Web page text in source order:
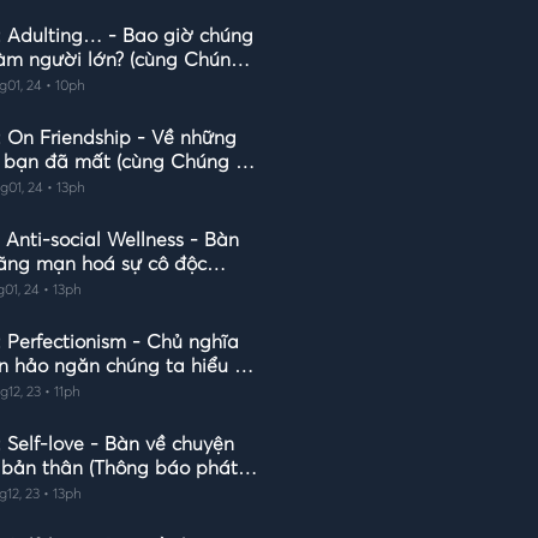
Adulting… - Bao giờ chúng
người lớn? (cùng Chúng
cũng cần những dịu dàng)
24 • 10ph
On Friendship - Về những
đã mất (cùng Chúng ta
cần những dịu dàng)
24 • 13ph
Anti-social Wellness - Bàn
mạn hoá sự cô độc
Chúng ta ai cũng cần
24 • 13ph
Perfectionism - Chủ nghĩa
hảo ngăn chúng ta hiểu về
vô điều kiện?
23 • 11ph
Self-love - Bàn về chuyện
thân (Thông báo phát
sách mới)
23 • 13ph